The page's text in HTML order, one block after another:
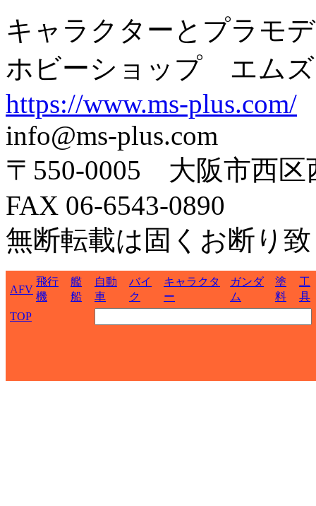
キャラクターとプラモ
ホビーショップ エム
https://www.ms-plus.com/
info@ms-plus.com
〒550-0005 大阪市西
FAX 06-6543-0890
無断転載は固くお断り
AFV
飛行
機
艦
船
自動
車
バイ
ク
キャラクタ
ー
ガンダ
ム
塗
料
工
具
TOP